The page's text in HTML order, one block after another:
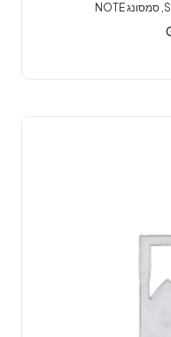
,סמסונג NOTE